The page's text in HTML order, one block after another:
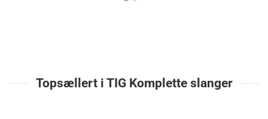
Topsællert i TIG Komplette slanger